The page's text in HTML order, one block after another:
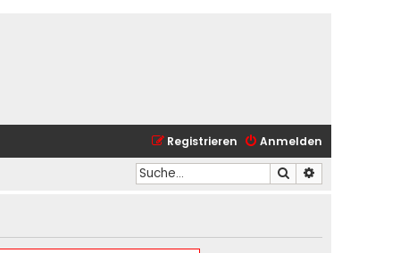
Anmelden
Registrieren
Suche